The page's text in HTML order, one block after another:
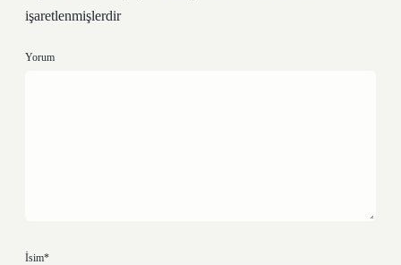
işaretlenmişlerdir
Yorum
İsim*